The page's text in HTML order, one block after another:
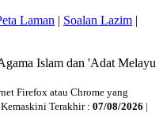
Laman | Soalan Lazim |
Islam dan 'Adat Melayu
Firefox atau Chrome yang
Terakhir : 07/08/2026 |